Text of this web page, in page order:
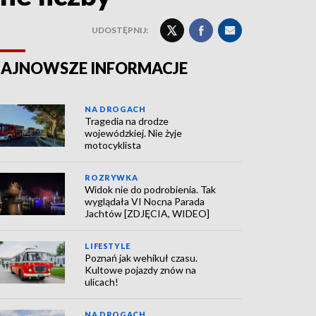
UDOSTĘPNIJ:
INFORMACJE
NA DROGACH
Tragedia na drodze
wojewódzkiej. Nie żyje
motocyklista
ROZRYWKA
Widok nie do podrobienia. Tak
wyglądała VI Nocna Parada
Jachtów [ZDJĘCIA, WIDEO]
LIFESTYLE
Poznań jak wehikuł czasu.
Kultowe pojazdy znów na
ulicach!